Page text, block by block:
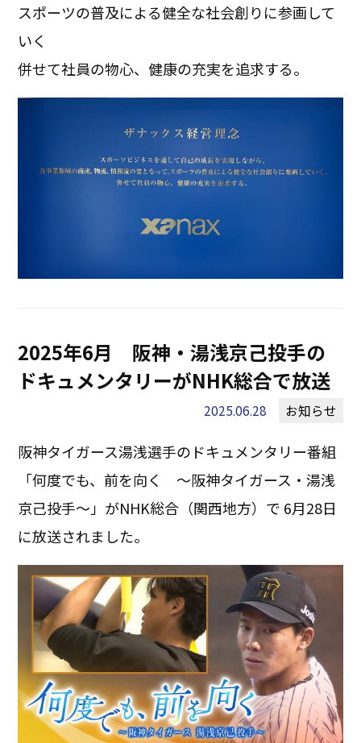
スポーツの普及による健全な社会創りに参画して
いく
併せて社員の物心、健康の充実を追求する。
2025年6月 阪神・湯浅京己投手の
ドキュメンタリーがNHK総合で放送
2025.06.28 お知らせ
阪神タイガース湯浅選手のドキュメンタリー番組
「何度でも、前を向く ～阪神タイガース・湯浅
京己投手～」がNHK総合（関西地方）で 6月28日
に放送されました。